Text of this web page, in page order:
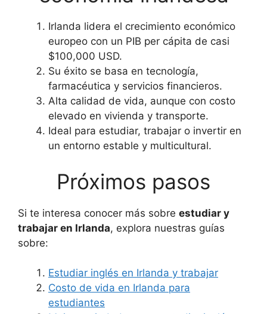
Irlanda lidera el crecimiento económico
europeo con un PIB per cápita de casi
$100,000 USD.
Su éxito se basa en tecnología,
farmacéutica y servicios financieros.
Alta calidad de vida, aunque con costo
elevado en vivienda y transporte.
Ideal para estudiar, trabajar o invertir en
un entorno estable y multicultural.
Próximos pasos
Si te interesa conocer más sobre estudiar y
trabajar en Irlanda, explora nuestras guías
sobre:
Estudiar inglés en Irlanda y trabajar
Costo de vida en Irlanda para
estudiantes